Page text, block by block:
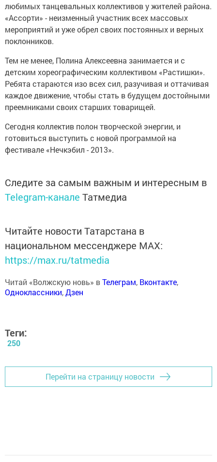
любимых танцевальных коллективов у жителей района.
«Ассорти» - неизменный участник всех массовых
мероприятий и уже обрел своих постоянных и верных
поклонников.
Тем не менее, Полина Алексеевна занимается и с
детским хореографическим коллективом «Растишки».
Ребята стараются изо всех сил, разучивая и оттачивая
каждое движение, чтобы стать в будущем достойными
преемниками своих старших товарищей.
Сегодня коллектив полон творческой энергии, и
готовиться выступить с новой программой на
фестивале «Нечкэбил - 2013».
Следите за самым важным и интересным в
Telegram-канале Татмедиа
Читайте новости Татарстана в
национальном мессенджере MАХ:
https://max.ru/tatmedia
Читай «Волжскую новь» вТелеграм, Вконтакте,
Одноклассники,Дзен
Теги:
250
Перейти на страницу новости